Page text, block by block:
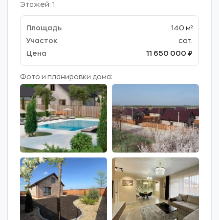
Этажей: 1
140 м²
сот.
11 650 000 ₽
Фото и планировки дома: